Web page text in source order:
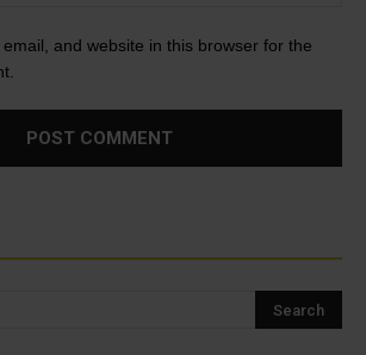
and website in this browser for the